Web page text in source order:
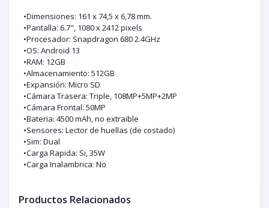
•Dimensiones: 161 x 74,5 x 6,78 mm.
•Pantalla: 6.7", 1080 x 2412 pixels
•Procesador: Snapdragon 680 2.4GHz
•OS: Android 13
•RAM: 12GB
•Almacenamiento: 512GB
•Expansión: Micro SD
•Cámara Trasera: Triple, 108MP+5MP+2MP
•Cámara Frontal: 50MP
•Bateria: 4500 mAh, no extraible
•Sensores: Lector de huellas (de costado)
•Sim: Dual
•Carga Rapida: Si, 35W
•Carga Inalambrica: No
Productos Relacionados